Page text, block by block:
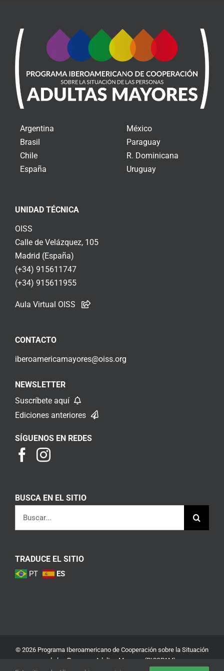
Argentina
Brasil
Chile
España
México
Paraguay
R. Dominicana
Uruguay
UNIDAD TÉCNICA
OISS
Calle de Velázquez, 105
Madrid (España)
(+34) 915611747
(+34) 915611955
Aula Virtual OISS
CONTACTO
iberoamericamayores@oiss.org
NEWSLETTER
Suscríbete aquí
Ediciones anteriores
SÍGUENOS EN REDES
BUSCA EN EL SITIO
TRADUCE EL SITIO
PT ES
© 2026 Programa Iberoamericano de Cooperación sobre la Situación
de las Personas Adultas Mayores (PICSPAM)